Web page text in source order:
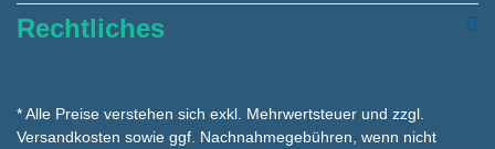
Rechtliches
* Alle Preise verstehen sich exkl. Mehrwertsteuer und zzgl.
Versandkosten sowie ggf. Nachnahmegebühren, wenn nicht